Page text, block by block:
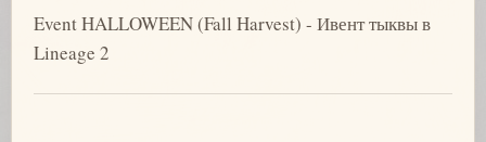
Event HALLOWEEN (Fall Harvest) - Ивент тыквы в
Lineage 2